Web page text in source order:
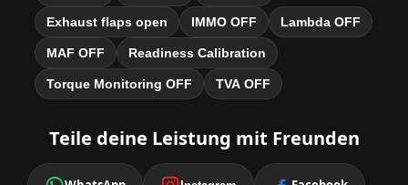
Exhaust flaps open IMMO OFF Lambda OFF
MAF OFF Readiness Calibration
Torque Monitoring OFF TVA OFF
Teile deine Leistung mit Freunden